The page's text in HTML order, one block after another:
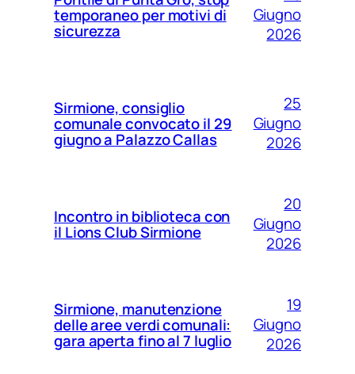
temporaneo per motivi di
sicurezza
Giugno
2026
Sirmione, consiglio
comunale convocato il 29
giugno a Palazzo Callas
25
Giugno
2026
Incontro in biblioteca con
il Lions Club Sirmione
20
Giugno
2026
Sirmione, manutenzione
delle aree verdi comunali:
gara aperta fino al 7 luglio
19
Giugno
2026